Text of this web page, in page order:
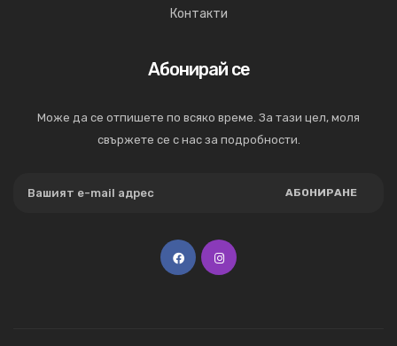
Контакти
Абонирай се
Може да се отпишете по всяко време. За тази цел, моля
свържете се с нас за подробности.
АБОНИРАНЕ